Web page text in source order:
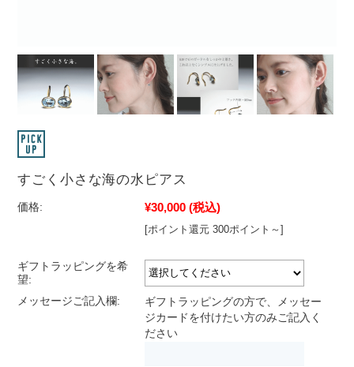
すごく小さな海の水ピアス
価格: ¥30,000 (税込)
[ポイント還元 300ポイント～]
ギフトラッピングを希
望:
メッセージご記入欄:
ギフトラッピングの方で、メッセー
ジカードを付けたい方のみご記入く
ださい